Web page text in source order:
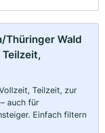
Thüringer Wald
Teilzeit, zur
auch für
Einfach filtern